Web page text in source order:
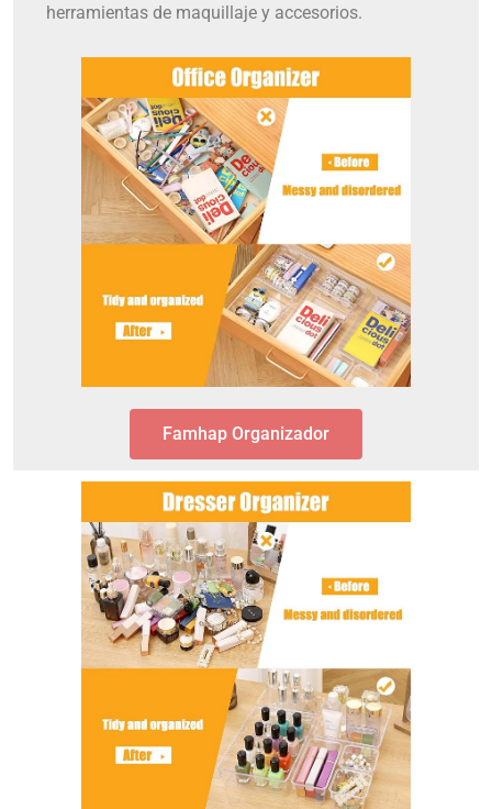
herramientas de maquillaje y accesorios.
Famhap Organizador